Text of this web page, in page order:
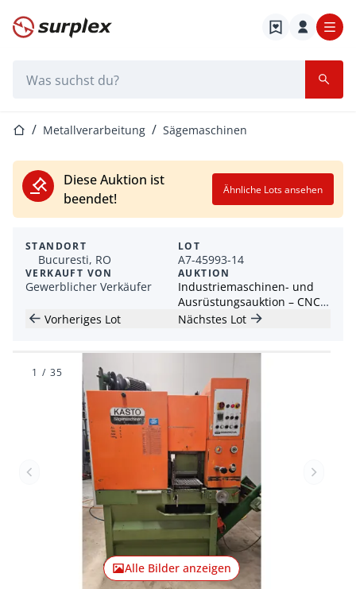
Startseite
StartseiteMetallverarbeitung Sägemaschinen
Diese Auktion ist
beendet!
Ähnliche Lots ansehen
STANDORT
Bucuresti, RO
VERKAUFT VON
Gewerblicher Verkäufer
LOT
A7-45993-14
AUKTION
Industriemaschinen- und
Ausrüstungsauktion – CNC,
EDM, Spritzguss, Roboter &
Vorheriges Lot Nächstes Lot
Vorheriger Artikel
Alle Bilder anzeigen
1 / 35